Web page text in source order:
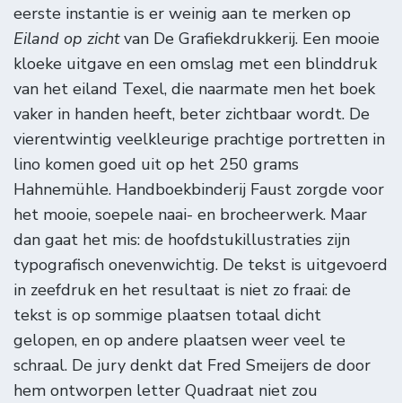
eerste instantie is er weinig aan te merken op
Eiland op zichtvan De Grafiekdrukkerij. Een mooie
kloeke uitgave en een omslag met een blinddruk
van het eiland Texel, die naarmate men het boek
vaker in handen heeft, beter zichtbaar wordt. De
vierentwintig veelkleurige prachtige portretten in
lino komen goed uit op het 250 grams
Hahnemühle. Handboekbinderij Faust zorgde voor
het mooie, soepele naai- en brocheerwerk. Maar
dan gaat het mis: de hoofdstukillustraties zijn
typografisch onevenwichtig. De tekst is uitgevoerd
in zeefdruk en het resultaat is niet zo fraai: de
tekst is op sommige plaatsen totaal dicht
gelopen, en op andere plaatsen weer veel te
schraal. De jury denkt dat Fred Smeijers de door
hem ontworpen letter Quadraat niet zou